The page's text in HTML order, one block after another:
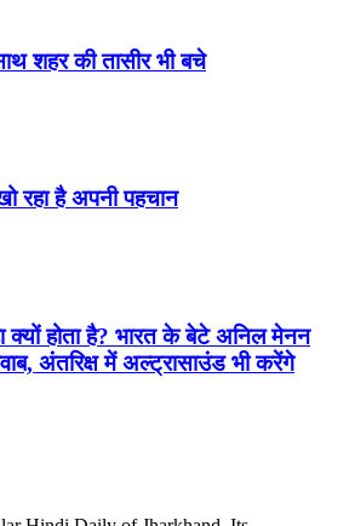
शहर की तासीर भी बचे
रहा है अपनी पहचान
क्यों होता है? भारत के बेटे अनिल मेनन
अंतरिक्ष में अल्ट्रासाउंड भी करेंगे